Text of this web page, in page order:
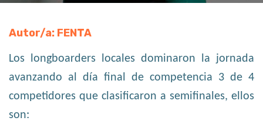
Autor/a: FENTA
Los longboarders locales dominaron la jornada
avanzando al día final de competencia 3 de 4
competidores que clasificaron a semifinales, ellos
son: